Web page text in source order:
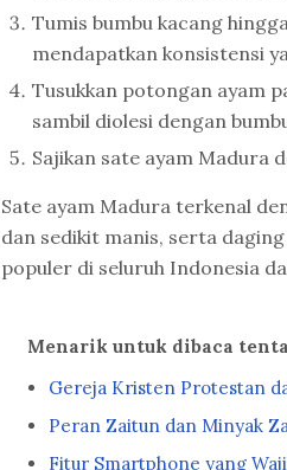
Tumis bumbu kacang
mendapatkan konsistensi
Tusukkan potongan ayam
sambil diolesi dengan
Sajikan sate ayam Madura
Sate ayam Madura terkenal
dan sedikit manis, serta
populer di seluruh Indonesia
Menarik untuk dibaca
Gereja Kristen Protestan
Peran Zaitun dan Minyak
Fitur Smartphone yang